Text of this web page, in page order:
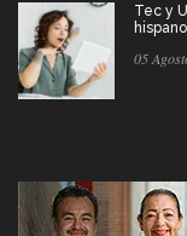
Tec y
05